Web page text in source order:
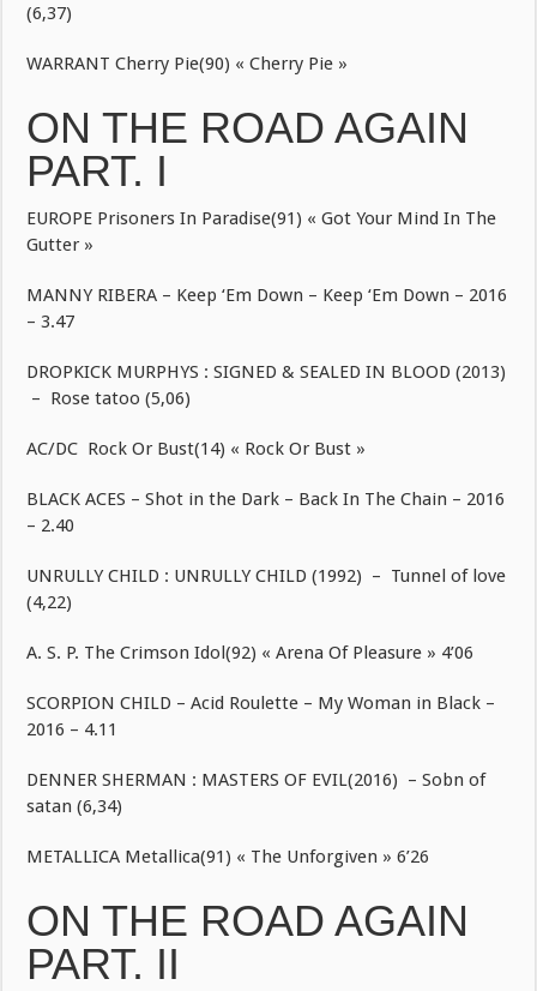
(6,37)
WARRANT Cherry Pie(90) « Cherry Pie »
ON THE ROAD AGAIN
PART. I
EUROPE Prisoners In Paradise(91) « Got Your Mind In The
Gutter »
MANNY RIBERA – Keep ‘Em Down – Keep ‘Em Down – 2016
– 3.47
DROPKICK MURPHYS : SIGNED & SEALED IN BLOOD (2013)
– Rose tatoo (5,06)
AC/DC Rock Or Bust(14) « Rock Or Bust »
BLACK ACES – Shot in the Dark – Back In The Chain – 2016
– 2.40
UNRULLY CHILD : UNRULLY CHILD (1992) – Tunnel of love
(4,22)
A. S. P. The Crimson Idol(92) « Arena Of Pleasure » 4’06
SCORPION CHILD – Acid Roulette – My Woman in Black –
2016 – 4.11
DENNER SHERMAN : MASTERS OF EVIL(2016) – Sobn of
satan (6,34)
METALLICA Metallica(91) « The Unforgiven » 6’26
ON THE ROAD AGAIN
PART. II